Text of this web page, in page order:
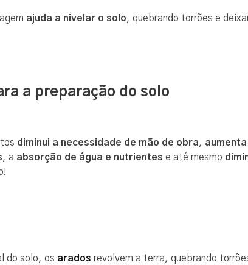
ajuda a nivelar o solo, quebrando torrões e
a preparação do solo
diminui a necessidade de mão de obra,
, a absorção de água e nutrientes e até mesmo
do solo, os arados revolvem a terra, quebrando